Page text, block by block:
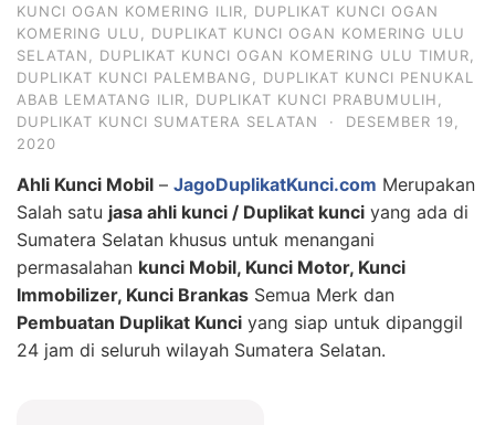
KUNCI OGAN KOMERING ILIR, DUPLIKAT KUNCI OGAN
KOMERING ULU, DUPLIKAT KUNCI OGAN KOMERING ULU
SELATAN, DUPLIKAT KUNCI OGAN KOMERING ULU TIMUR,
DUPLIKAT KUNCI PALEMBANG, DUPLIKAT KUNCI PENUKAL
ABAB LEMATANG ILIR, DUPLIKAT KUNCI PRABUMULIH,
DUPLIKAT KUNCI SUMATERA SELATAN
·
DESEMBER 19,
2020
Ahli Kunci Mobil – JagoDuplikatKunci.com Merupakan
Salah satu jasa ahli kunci / Duplikat kunci yang ada di
Sumatera Selatan khusus untuk menangani
permasalahan kunci Mobil, Kunci Motor, Kunci
Immobilizer, Kunci Brankas Semua Merk dan
Pembuatan Duplikat Kunci yang siap untuk dipanggil
24 jam di seluruh wilayah Sumatera Selatan.